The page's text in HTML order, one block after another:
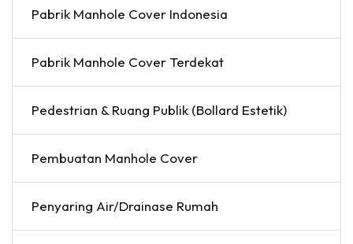
Pabrik Manhole Cover Indonesia
Pabrik Manhole Cover Terdekat
Pedestrian & Ruang Publik (Bollard Estetik)
Pembuatan Manhole Cover
Penyaring Air/Drainase Rumah